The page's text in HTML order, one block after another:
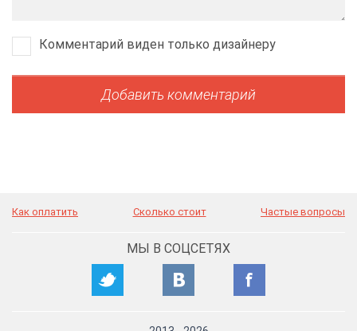
Комментарий виден только дизайнеру
Как оплатить Сколько стоит Частые вопросы
МЫ В СОЦСЕТЯХ